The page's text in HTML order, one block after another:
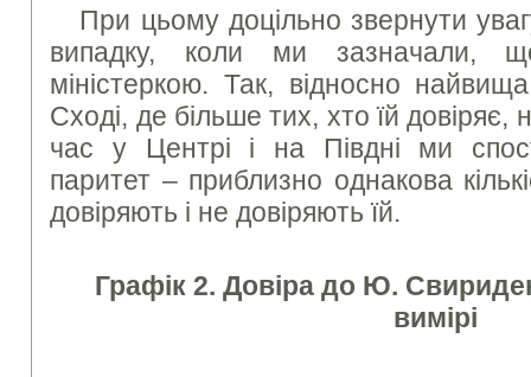
При цьому доцільно звернути
випадку, коли ми зазначали,
міністеркою. Так, відносно
Сході, де більше тих, хто їй довіряє,
час у Центрі і на Півдні ми
паритет – приблизно однакова
довіряють і не довіряють їй.
Графік 2. Довіра до Ю.
вимірі